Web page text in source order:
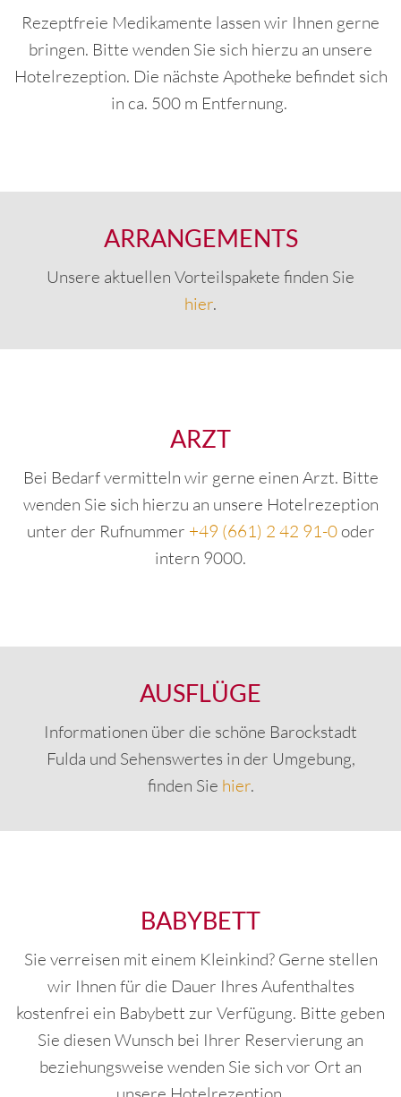
Rezeptfreie Medikamente lassen wir Ihnen gerne
bringen. Bitte wenden Sie sich hierzu an unsere
Hotelrezeption. Die nächste Apotheke befindet sich
in ca. 500 m Entfernung.
ARRANGEMENTS
Unsere aktuellen Vorteilspakete finden Sie
hier.
ARZT
Bei Bedarf vermitteln wir gerne einen Arzt. Bitte
wenden Sie sich hierzu an unsere Hotelrezeption
unter der Rufnummer +49 (661) 2 42 91-0oder
intern 9000.
AUSFLÜGE
Informationen über die schöne Barockstadt
Fulda und Sehenswertes in der Umgebung,
finden Sie hier.
BABYBETT
Sie verreisen mit einem Kleinkind? Gerne stellen
wir Ihnen für die Dauer Ihres Aufenthaltes
kostenfrei ein Babybett zur Verfügung. Bitte geben
Sie diesen Wunsch bei Ihrer Reservierung an
beziehungsweise wenden Sie sich vor Ort an